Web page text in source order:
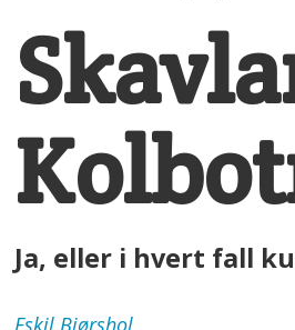
Ja, eller i hvert fall
Eskil Bjørshol